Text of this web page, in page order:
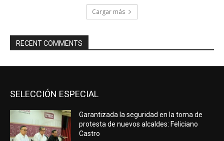
Cargar más
RECENT COMMENTS
SELECCIÓN ESPECIAL
Garantizada la seguridad en la toma de
protesta de nuevos alcaldes: Feliciano
Castro